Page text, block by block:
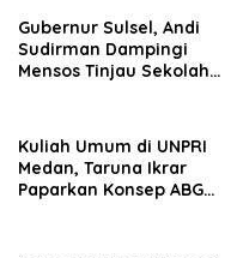
Gubernur Sulsel, Andi
Sudirman Dampingi
Mensos Tinjau Sekolah
Dukungan Pengembangan
Program
Kuliah Umum di UNPRI
Medan, Taruna Ikrar
Paparkan Konsep ABG